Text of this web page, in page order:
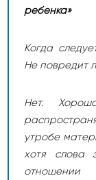
ребенка»
Когда
Не повредит
Нет.
утробе
хотя слова
отношении